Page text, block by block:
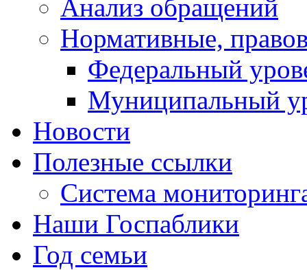
Анализ обращений
Нормативные,
Федеральный
Муниципальный
Новости
Полезные ссылки
Система
Наши Госпаблики
Год семьи